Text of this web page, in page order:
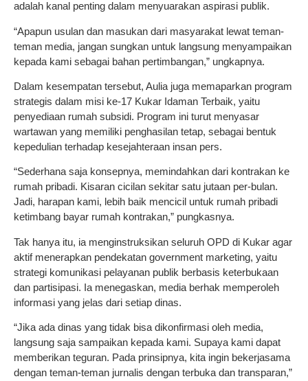
adalah kanal penting dalam menyuarakan aspirasi publik.
“Apapun usulan dan masukan dari masyarakat lewat teman-
teman media, jangan sungkan untuk langsung menyampaikan
kepada kami sebagai bahan pertimbangan,” ungkapnya.
Dalam kesempatan tersebut, Aulia juga memaparkan program
strategis dalam misi ke-17 Kukar Idaman Terbaik, yaitu
penyediaan rumah subsidi. Program ini turut menyasar
wartawan yang memiliki penghasilan tetap, sebagai bentuk
kepedulian terhadap kesejahteraan insan pers.
“Sederhana saja konsepnya, memindahkan dari kontrakan ke
rumah pribadi. Kisaran cicilan sekitar satu jutaan per-bulan.
Jadi, harapan kami, lebih baik mencicil untuk rumah pribadi
ketimbang bayar rumah kontrakan,” pungkasnya.
Tak hanya itu, ia menginstruksikan seluruh OPD di Kukar agar
aktif menerapkan pendekatan government marketing, yaitu
strategi komunikasi pelayanan publik berbasis keterbukaan
dan partisipasi. Ia menegaskan, media berhak memperoleh
informasi yang jelas dari setiap dinas.
“Jika ada dinas yang tidak bisa dikonfirmasi oleh media,
langsung saja sampaikan kepada kami. Supaya kami dapat
memberikan teguran. Pada prinsipnya, kita ingin bekerjasama
dengan teman-teman jurnalis dengan terbuka dan transparan,”